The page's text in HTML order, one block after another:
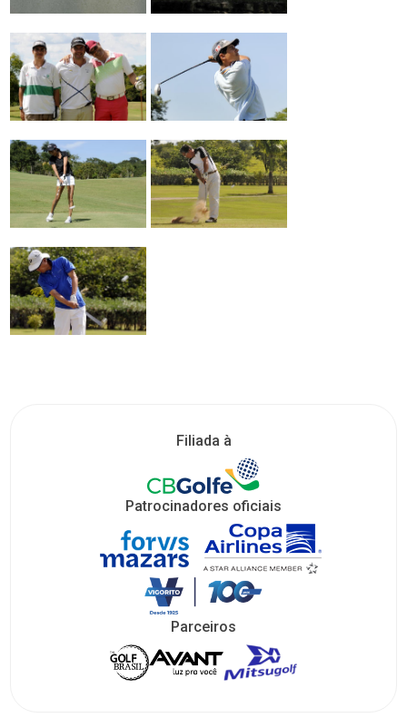
Filiada à
Patrocinadores oficiais
Parceiros